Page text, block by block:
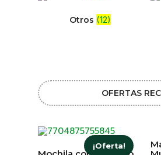
Otros (12)
OFERTAS
¡Oferta!